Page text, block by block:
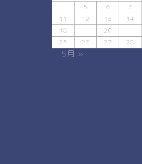
5 6 7
11
12 13 14
18
20
25
26 27 28
5月 »